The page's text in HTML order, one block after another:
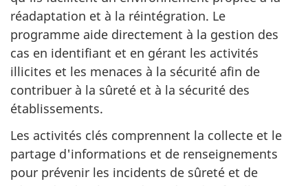
réadaptation et à la réintégration. Le
programme aide directement à la gestion des
cas en identifiant et en gérant les activités
illicites et les menaces à la sécurité afin de
contribuer à la sûreté et à la sécurité des
établissements.
Les activités clés comprennent la collecte et le
partage d'informations et de renseignements
pour prévenir les incidents de sûreté et de